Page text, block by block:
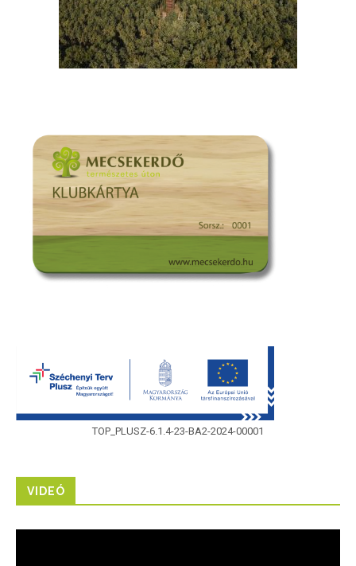
TOP_PLUSZ-6.1.4-23-BA2-2024-00001
VIDEÓ